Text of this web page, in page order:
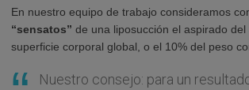
En nuestro equipo de trabajo consideramos
“sensatos” de una liposucción el aspirado del
superficie corporal global, o el 10% del peso
Nuestro consejo: para un